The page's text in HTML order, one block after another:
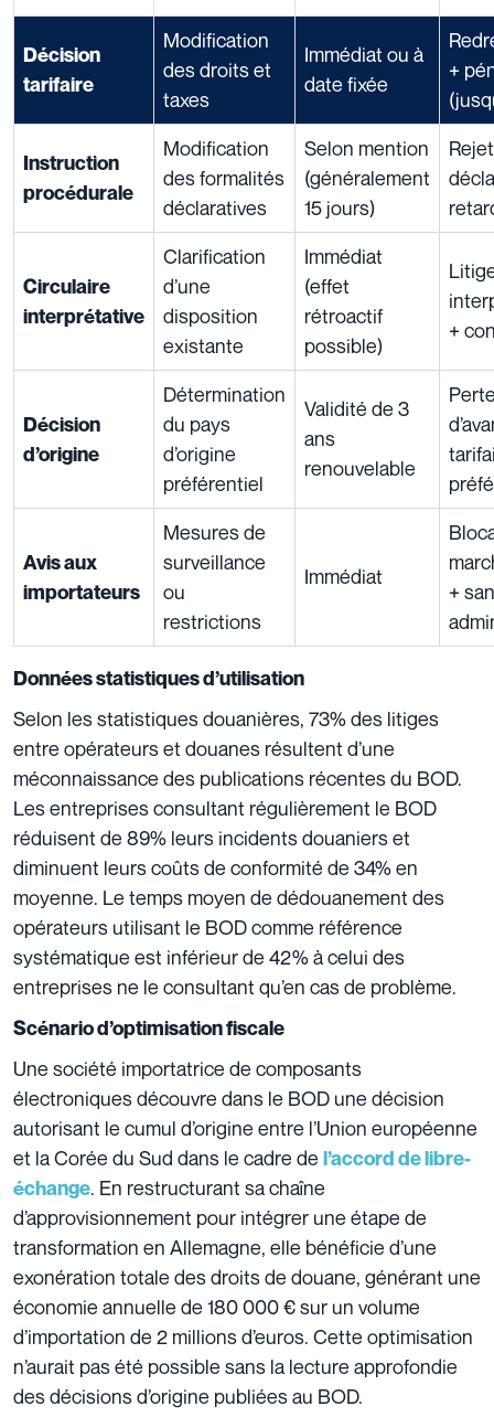
Décision
tarifaire
Modification
des droits et
taxes
Immédiat ou à
date fixée
+
Instruction
procédurale
Modification
des formalités
déclaratives
Selon mention
(généralement
15 jours)
Circulaire
interprétative
Clarification
d’une
disposition
existante
Immédiat
(effet
rétroactif
possible)
+
Décision
d’origine
Détermination
du pays
d’origine
préférentiel
Validité de 3
ans
renouvelable
Avis aux
importateurs
Mesures de
surveillance
ou
restrictions
Immédiat
+
Données statistiques d’utilisation
Selon les statistiques douanières, 73% des litiges
entre opérateurs et douanes résultent d’une
méconnaissance des publications récentes du BOD.
Les entreprises consultant régulièrement le BOD
réduisent de 89% leurs incidents douaniers et
diminuent leurs coûts de conformité de 34% en
moyenne. Le temps moyen de dédouanement des
opérateurs utilisant le BOD comme référence
systématique est inférieur de 42% à celui des
entreprises ne le consultant qu’en cas de problème.
Scénario d’optimisation fiscale
Une société importatrice de composants
électroniques découvre dans le BOD une décision
autorisant le cumul d’origine entre l’Union européenne
et la Corée du Sud dans le cadre de l’accord de libre-
échange. En restructurant sa chaîne
d’approvisionnement pour intégrer une étape de
transformation en Allemagne, elle bénéficie d’une
exonération totale des droits de douane, générant une
économie annuelle de 180 000 € sur un volume
d’importation de 2 millions d’euros. Cette optimisation
n’aurait pas été possible sans la lecture approfondie
des décisions d’origine publiées au BOD.